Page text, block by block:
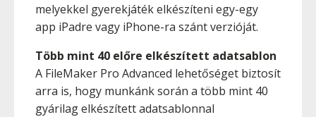
melyekkel gyerekjáték elkészíteni egy-egy
app iPadre vagy iPhone-ra szánt verzióját.
Több mint 40 előre elkészített adatsablon
A FileMaker Pro Advanced lehetőséget biztosít
arra is, hogy munkánk során a több mint 40
gyárilag elkészített adatsablonnal